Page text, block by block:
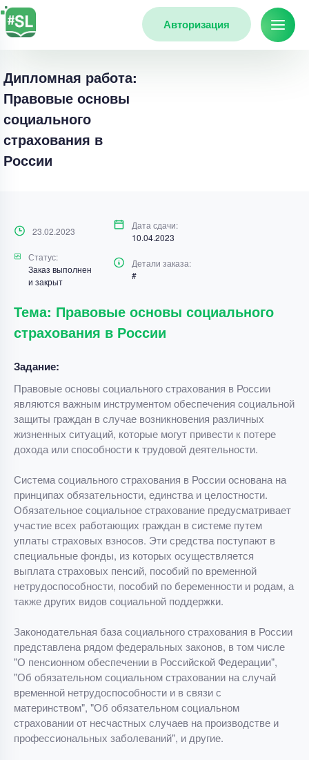
Авторизация
Дипломная работа:
Правовые основы
социального
страхования в
России
23.02.2023
Дата сдачи:
10.04.2023
Статус:
Заказ выполнен
и закрыт
Детали заказа:
#
Тема: Правовые основы социального
страхования в России
Задание:
Правовые основы социального страхования в России
являются важным инструментом обеспечения социальной
защиты граждан в случае возникновения различных
жизненных ситуаций, которые могут привести к потере
дохода или способности к трудовой деятельности.
Система социального страхования в России основана на
принципах обязательности, единства и целостности.
Обязательное социальное страхование предусматривает
участие всех работающих граждан в системе путем
уплаты страховых взносов. Эти средства поступают в
специальные фонды, из которых осуществляется
выплата страховых пенсий, пособий по временной
нетрудоспособности, пособий по беременности и родам, а
также других видов социальной поддержки.
Законодательная база социального страхования в России
представлена рядом федеральных законов, в том числе
"О пенсионном обеспечении в Российской Федерации",
"Об обязательном социальном страховании на случай
временной нетрудоспособности и в связи с
материнством", "Об обязательном социальном
страховании от несчастных случаев на производстве и
профессиональных заболеваний", и другие.